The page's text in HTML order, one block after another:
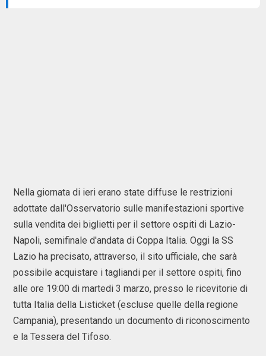
Nella giornata di ieri erano state diffuse le restrizioni
adottate dall'Osservatorio sulle manifestazioni sportive
sulla vendita dei biglietti per il settore ospiti di Lazio-
Napoli, semifinale d'andata di Coppa Italia. Oggi la SS
Lazio ha precisato, attraverso, il sito ufficiale, che sarà
possibile acquistare i tagliandi per il settore ospiti, fino
alle ore 19:00 di martedi 3 marzo, presso le ricevitorie di
tutta Italia della Listicket (escluse quelle della regione
Campania), presentando un documento di riconoscimento
e la Tessera del Tifoso.